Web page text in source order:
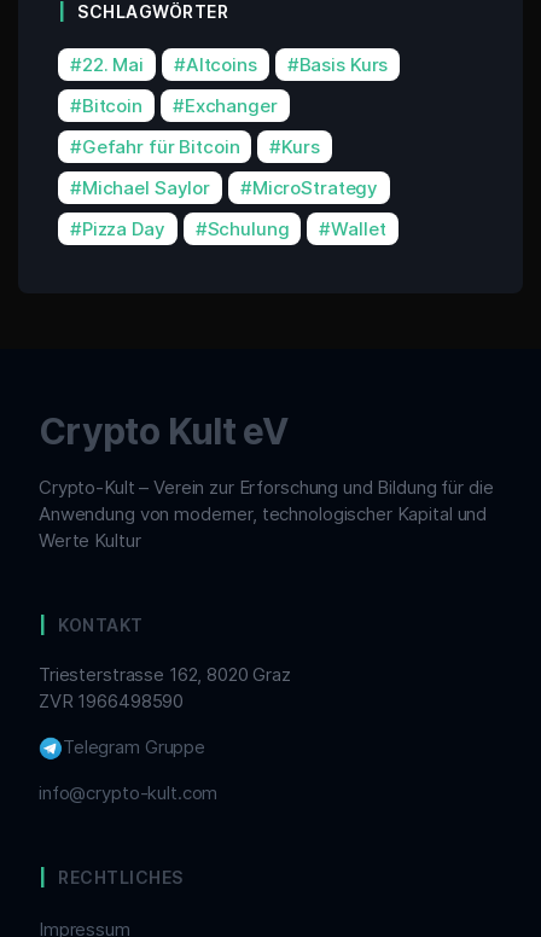
SCHLAGWÖRTER
22. Mai Altcoins
Basis Kurs
Bitcoin
Exchanger
Gefahr für Bitcoin
Kurs
Michael Saylor
MicroStrategy
Pizza Day
Schulung Wallet
Crypto Kult eV
Crypto-Kult – Verein zur Erforschung und Bildung für die
Anwendung von moderner, technologischer Kapital und
Werte Kultur
KONTAKT
Triesterstrasse 162, 8020 Graz
ZVR 1966498590
Telegram Gruppe
info@crypto-kult.com
RECHTLICHES
Impressum